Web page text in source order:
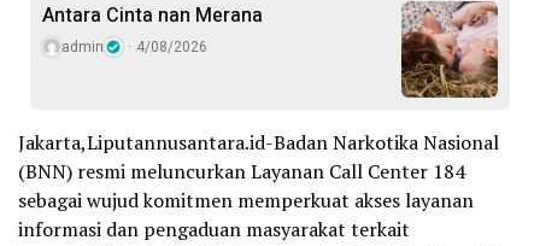
Antara Cinta nan Merana
admin 4/08/2026
Jakarta,Liputannusantara.id-Badan Narkotika Nasional
(BNN) resmi meluncurkan Layanan Call Center 184
sebagai wujud komitmen memperkuat akses layanan
informasi dan pengaduan masyarakat terkait